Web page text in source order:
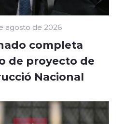
agosto de 2026
completa
de proyecto de
Nacional